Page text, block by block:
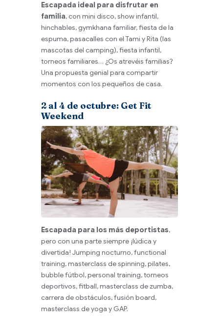
Escapada ideal para disfrutar en
familia, con mini disco, show infantil,
hinchables, gymkhana familiar, fiesta de la
espuma, pasacalles con el Tami y Rita (las
mascotas del camping), fiesta infantil,
torneos familiares… ¿Os atrevéis familias?
Una propuesta genial para compartir
momentos con los pequeños de casa.
2 al 4 de octubre: Get Fit
Weekend
Escapada para los más deportistas,
pero con una parte siempre ¡lúdica y
divertida! Jumping nocturno, functional
training, masterclass de spinning, pilates,
bubble fútbol, ​​personal training, torneos
deportivos, fitball, masterclass de zumba,
carrera de obstáculos, fusión board,
masterclass de yoga y GAP.